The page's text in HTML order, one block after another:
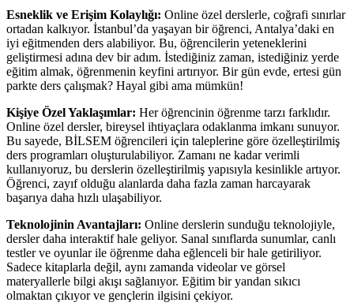
Esneklik ve Erişim Kolaylığı: Online özel derslerle, coğrafi sınırlar
ortadan kalkıyor. İstanbul’da yaşayan bir öğrenci, Antalya’daki en
iyi eğitmenden ders alabiliyor. Bu, öğrencilerin yeteneklerini
geliştirmesi adına dev bir adım. İstediğiniz zaman, istediğiniz yerde
eğitim almak, öğrenmenin keyfini artırıyor. Bir gün evde, ertesi gün
parkte ders çalışmak? Hayal gibi ama mümkün!
Kişiye Özel Yaklaşımlar: Her öğrencinin öğrenme tarzı farklıdır.
Online özel dersler, bireysel ihtiyaçlara odaklanma imkanı sunuyor.
Bu sayede, BİLSEM öğrencileri için taleplerine göre özelleştirilmiş
ders programları oluşturulabiliyor. Zamanı ne kadar verimli
kullanıyoruz, bu derslerin özelleştirilmiş yapısıyla kesinlikle artıyor.
Öğrenci, zayıf olduğu alanlarda daha fazla zaman harcayarak
başarıya daha hızlı ulaşabiliyor.
Teknolojinin Avantajları: Online derslerin sunduğu teknolojiyle,
dersler daha interaktif hale geliyor. Sanal sınıflarda sunumlar, canlı
testler ve oyunlar ile öğrenme daha eğlenceli bir hale getiriliyor.
Sadece kitaplarla değil, aynı zamanda videolar ve görsel
materyallerle bilgi akışı sağlanıyor. Eğitim bir yandan sıkıcı
olmaktan çıkıyor ve gençlerin ilgisini çekiyor.